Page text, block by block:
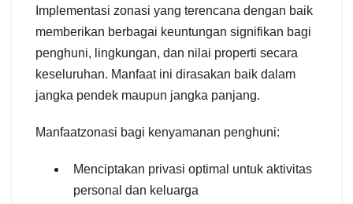
Implementasi zonasi yang terencana dengan baik
memberikan berbagai keuntungan signifikan bagi
penghuni, lingkungan, dan nilai properti secara
keseluruhan. Manfaat ini dirasakan baik dalam
jangka pendek maupun jangka panjang.
Manfaatzonasi bagi kenyamanan penghuni:
Menciptakan privasi optimal untuk aktivitas
personal dan keluarga